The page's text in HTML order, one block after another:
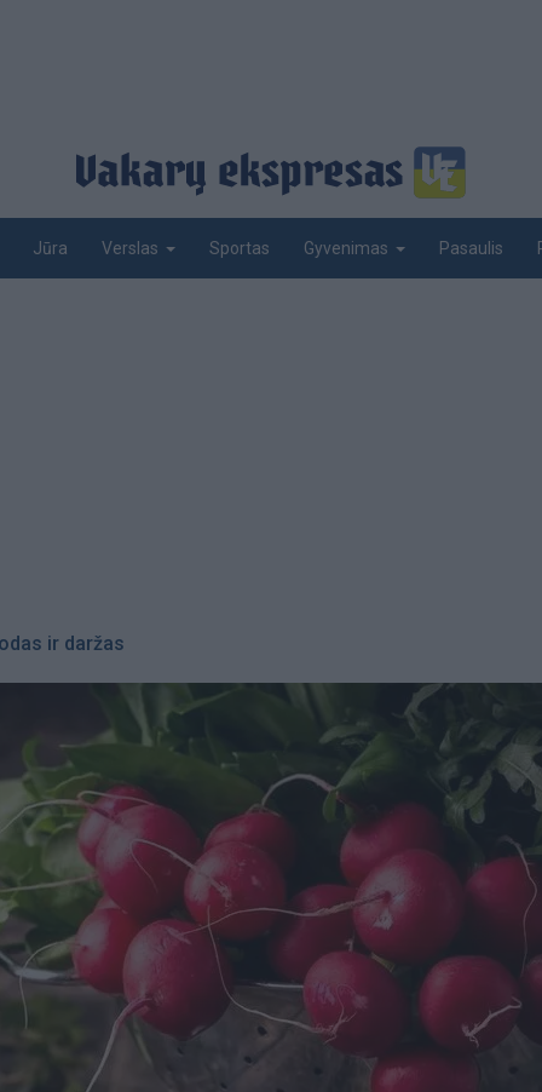
Jūra Verslas Sportas Gyvenimas Pasaulis
ir daržas